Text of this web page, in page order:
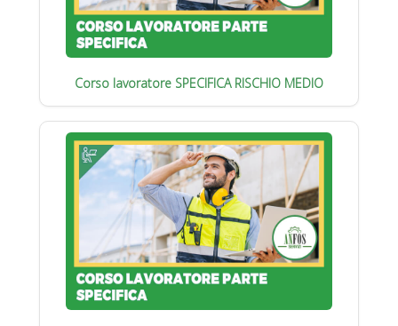
Corso lavoratore SPECIFICA RISCHIO MEDIO